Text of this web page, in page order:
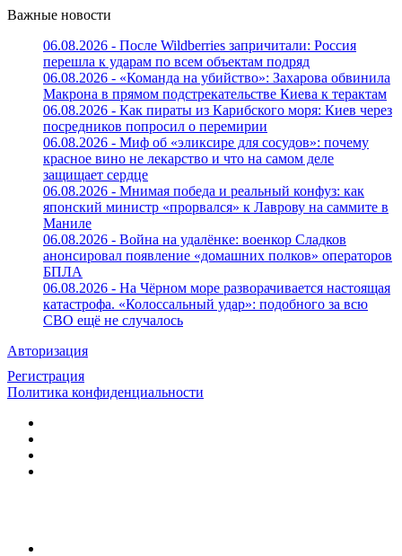
Важные новости
06.08.2026 - После Wildberries запричитали: Россия
перешла к ударам по всем объектам подряд
06.08.2026 - «Команда на убийство»: Захарова обвинила
Макрона в прямом подстрекательстве Киева к терактам
06.08.2026 - Как пираты из Карибского моря: Киев через
посредников попросил о перемирии
06.08.2026 - Миф об «эликсире для сосудов»: почему
красное вино не лекарство и что на самом деле
защищает сердце
06.08.2026 - Мнимая победа и реальный конфуз: как
японский министр «прорвался» к Лаврову на саммите в
Маниле
06.08.2026 - Война на удалёнке: военкор Сладков
анонсировал появление «домашних полков» операторов
БПЛА
06.08.2026 - На Чёрном море разворачивается настоящая
катастрофа. «Колоссальный удар»: подобного за всю
СВО ещё не случалось
Авторизация
Регистрация
Политика конфиденциальности